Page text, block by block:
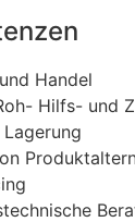
Handel
Hilfs- und